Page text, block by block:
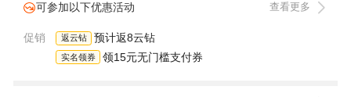
可参加以下优惠活动 查看更多
促销 返云钻 预计返8云钻
实名领券 领15元无门槛支付券